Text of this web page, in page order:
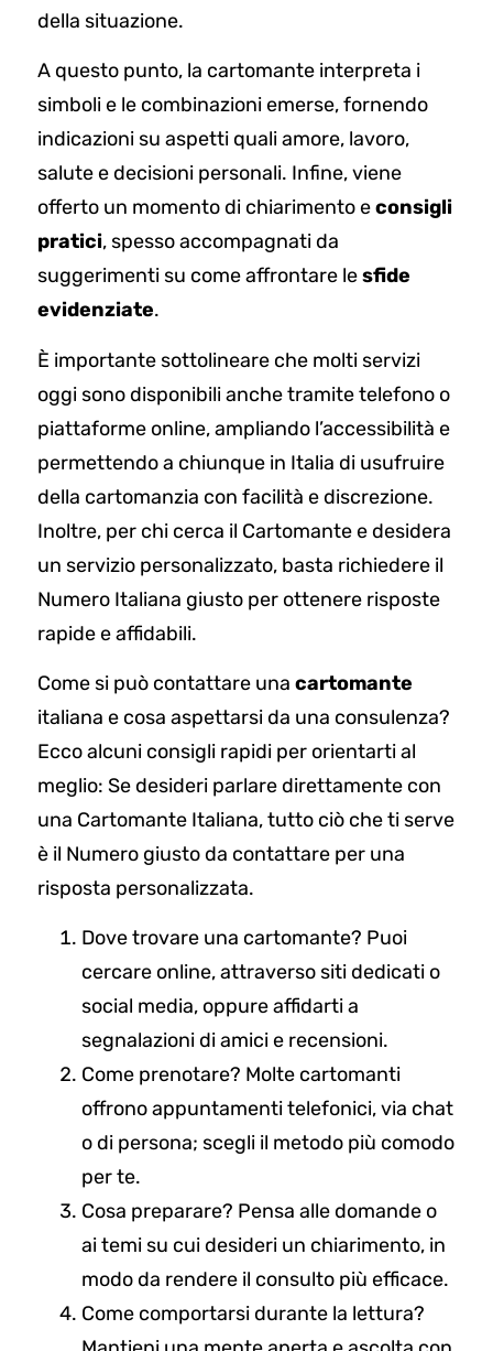
della situazione.
A questo punto, la cartomante interpreta i
simboli e le combinazioni emerse, fornendo
indicazioni su aspetti quali amore, lavoro,
salute e decisioni personali. Infine, viene
offerto un momento di chiarimento econsigli
pratici, spesso accompagnati da
suggerimenti su come affrontare lesfide
evidenziate.
È importante sottolineare che molti servizi
oggi sono disponibili anche tramite telefono o
piattaforme online, ampliando l’accessibilità e
permettendo a chiunque in Italia di usufruire
della cartomanzia con facilità e discrezione.
Inoltre, per chi cerca il Cartomante e desidera
un servizio personalizzato, basta richiedere il
Numero Italiana giusto per ottenere risposte
rapide e affidabili.
Come si può contattare una cartomante
italiana e cosa aspettarsi da una consulenza?
Ecco alcuni consigli rapidi per orientarti al
meglio: Se desideri parlare direttamente con
una Cartomante Italiana, tutto ciò che ti serve
è il Numero giusto da contattare per una
risposta personalizzata.
Dove trovare una cartomante? Puoi
cercare online, attraverso siti dedicati o
social media, oppure affidarti a
segnalazioni di amici e recensioni.
Come prenotare? Molte cartomanti
offrono appuntamenti telefonici, via chat
o di persona; scegli il metodo più comodo
per te.
Cosa preparare? Pensa alle domande o
ai temi su cui desideri un chiarimento, in
modo da rendere il consulto più efficace.
Come comportarsi durante la lettura?